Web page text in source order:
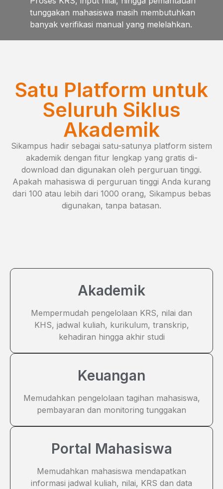
tunggakan mahasiswa masih membutuhkan
banyak verifikasi manual yang melelahkan.
Satu Platform untuk
Seluruh Siklus
Akademik
Sikampus hadir sebagai satu-satunya platform sistem
akademik dengan fitur lengkap yang gratis di-
download dan digunakan oleh perguruan tinggi.
Apakah mahasiswa di perguruan tinggi Anda kurang
dari 100 atau lebih dari 1000 orang, Sikampus bebas
digunakan, tanpa batasan.
Akademik
Mempermudah pengelolaan KRS, nilai dan
KHS, jadwal kuliah, kurikulum, transkrip,
kehadiran hingga akhir studi
Keuangan
Memudahkan pengelolaan tagihan mahasiswa,
pembayaran dan monitoring tunggakan
Portal Mahasiswa
Memudahkan mahasiswa mendapatkan
informasi jadwal kuliah, nilai, KRS dan data